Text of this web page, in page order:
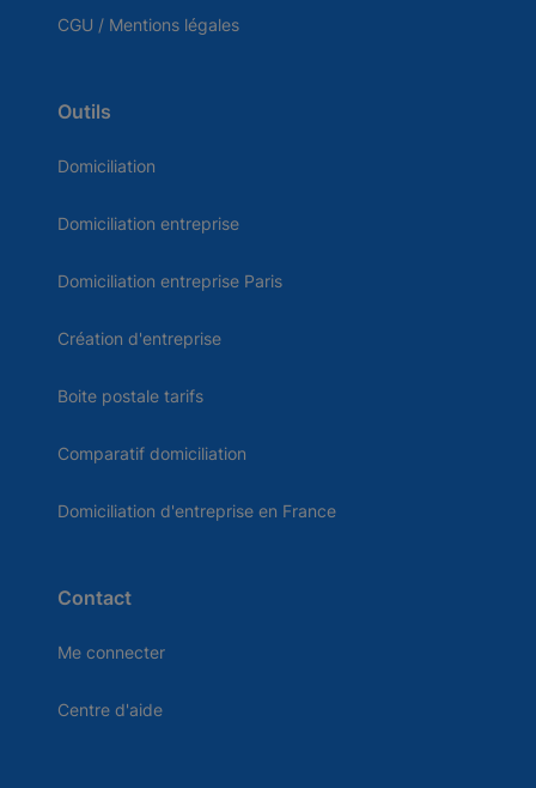
CGU / Mentions légales
Outils
Domiciliation
Domiciliation entreprise
Domiciliation entreprise Paris
Création d'entreprise
Boite postale tarifs
Comparatif domiciliation
Domiciliation d'entreprise en France
Contact
Me connecter
Centre d'aide